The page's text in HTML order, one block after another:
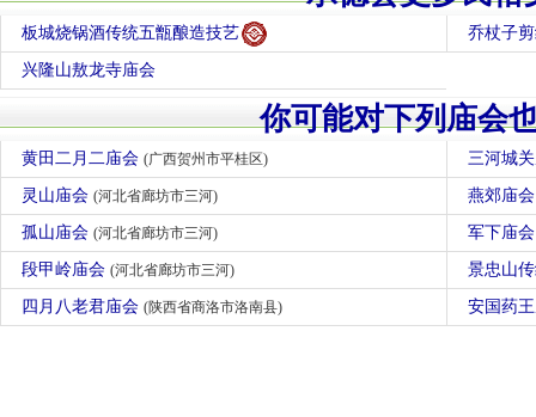
板城烧锅酒传统五甑酿造技艺 乔杖子
兴隆山敖龙寺庙会
你可能对下列庙会
黄田二月二庙会 (广西贺州市平桂区) 三河城
灵山庙会 (河北省廊坊市三河) 燕郊庙
孤山庙会 (河北省廊坊市三河) 军下庙
段甲岭庙会 (河北省廊坊市三河) 景忠山
四月八老君庙会 (陕西省商洛市洛南县) 安国药